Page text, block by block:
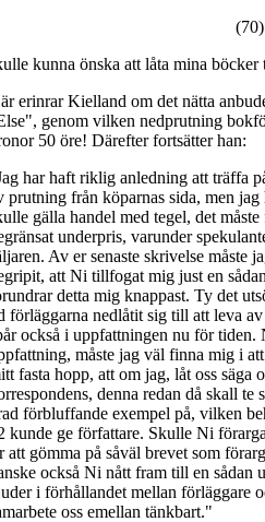
(70)
kunna önska att låta mina
erinrar Kielland om det nätta
genom vilken nedprutning
50 öre! Därefter fortsätter han:
har haft riklig anledning att träffa
prutning från köparnas sida, men
gälla handel med tegel, det
underpris, varunder
Av er senaste skrivelse måste
att Ni tillfogat mig just en
detta mig knappast. Ty det
förläggarna nedlåtit sig till att leva
också i uppfattningen nu för tiden.
måste jag väl finna mig i
fasta hopp, att om jag, låt oss säga
denna redan då skall
förbluffande exempel på, vilken
kunde ge författare. Skulle Ni
att gömma på såväl brevet som
också Ni nått fram till en sådan
i förhållandet mellan förläggare
oss emellan tänkbart."